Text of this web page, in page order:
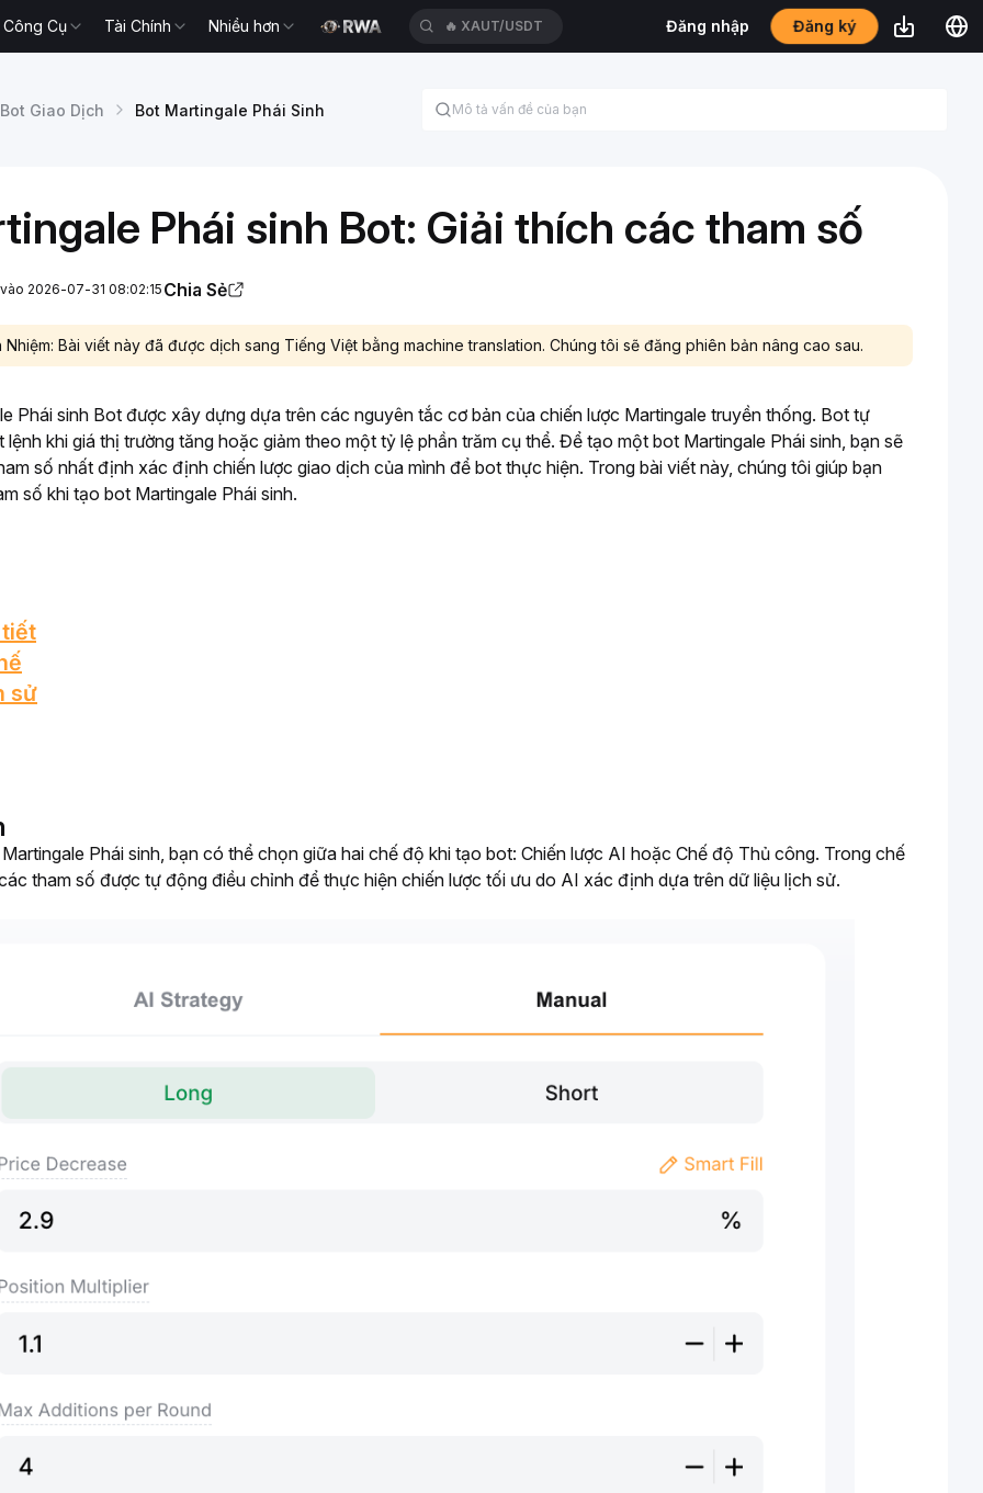
Công Cụ Tài Chính Nhiều hơn 🔥 XAUT/USDT Đăng nhập Đăng ký
Bot Giao Dịch Bot Martingale Phái Sinh
Phái sinh Bot: Giải thích các tham số
2026-07-31 08:02:15 Chia Sẻ
Nhiệm: Bài viết này đã được dịch sang Tiếng Việt bằng machine translation. Chúng tôi sẽ đăng phiên bản nâng cao sau.
Phái sinh Bot được xây dựng dựa trên các nguyên tắc cơ bản của chiến lược Martingale truyền thống. Bot tự
khi giá thị trường tăng hoặc giảm theo một tỷ lệ phần trăm cụ thể. Để tạo một bot Martingale Phái sinh, bạn sẽ
số nhất định xác định chiến lược giao dịch của mình để bot thực hiện. Trong bài viết này, chúng tôi giúp bạn
số khi tạo bot Martingale Phái sinh.
sử
Phái sinh, bạn có thể chọn giữa hai chế độ khi tạo bot: Chiến lược AI hoặc Chế độ Thủ công. Trong chế
tham số được tự động điều chỉnh để thực hiện chiến lược tối ưu do AI xác định dựa trên dữ liệu lịch sử.